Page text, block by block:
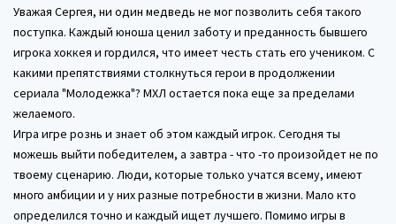
Уважая Сергея, ни один медведь не мог позволить себя такого
поступка. Каждый юноша ценил заботу и преданность бывшего
игрока хоккея и гордился, что имеет честь стать его учеником. С
какими препятствиями столкнуться герои в продолжении
сериала "Молодежка"? МХЛ остается пока еще за пределами
желаемого.
Игра игре рознь и знает об этом каждый игрок. Сегодня ты
можешь выйти победителем, а завтра - что -то произойдет не по
твоему сценарию. Люди, которые только учатся всему, имеют
много амбиции и у них разные потребности в жизни. Мало кто
определился точно и каждый ищет лучшего. Помимо игры в